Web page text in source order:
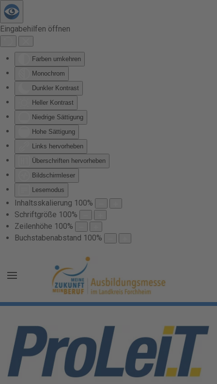
Eingabehilfen öffnen
Farben umkehren
Monochrom
Dunkler Kontrast
Heller Kontrast
Niedrige Sättigung
Hohe Sättigung
Links hervorheben
Überschriften hervorheben
Bildschirmleser
Lesemodus
Inhaltsskalierung 100%
Schriftgröße 100%
Zeilenhöhe 100%
Buchstabenabstand 100%
Zum Hauptinhalt springen